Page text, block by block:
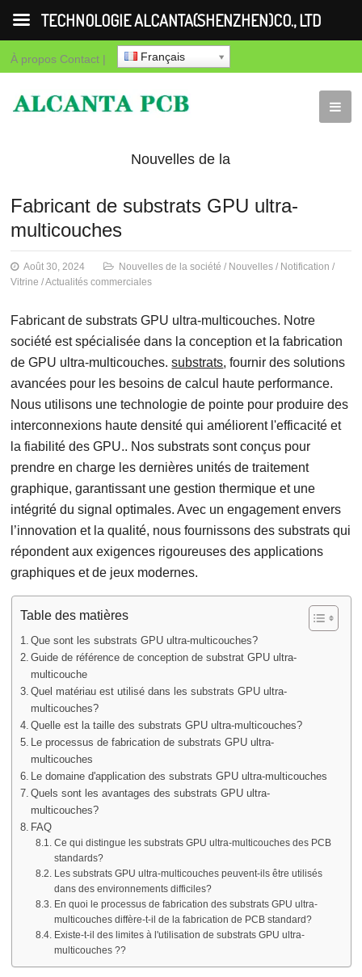
À propos Contact | Français
Nouvelles de la
société Nouvelles Notification
Fabricant de substrats GPU ultra-
multicouches
Août 30, 2024 Nouvelles de la société / Nouvelles / Notification /
Vitrine /Actualités commerciales
Fabricant de substrats GPU ultra-multicouches. Notre
société est spécialisée dans la conception et la fabrication
de GPU ultra-multicouches.substrats, fournir des solutions
avancées pour les besoins de calcul haute performance.
Nous utilisons une technologie de pointe pour produire des
interconnexions haute densité qui améliorent l'efficacité et
la fiabilité des GPU.. Nos substrats sont conçus pour
prendre en charge les dernières unités de traitement
graphique, garantissant une gestion thermique et une
intégrité du signal optimales. Avec un engagement envers
l’innovation et la qualité, nous fournissons des substrats qui
répondent aux exigences rigoureuses des applications
graphiques et de jeux modernes.
Table des matières
Que sont les substrats GPU ultra-multicouches?
Guide de référence de conception de substrat GPU ultra-
multicouche
Quel matériau est utilisé dans les substrats GPU ultra-
multicouches?
Quelle est la taille des substrats GPU ultra-multicouches?
Le processus de fabrication de substrats GPU ultra-
multicouches
Le domaine d'application des substrats GPU ultra-multicouches
Quels sont les avantages des substrats GPU ultra-
multicouches?
FAQ
Ce qui distingue les substrats GPU ultra-multicouches des PCB
standards?
Les substrats GPU ultra-multicouches peuvent-ils être utilisés
dans des environnements difficiles?
En quoi le processus de fabrication des substrats GPU ultra-
multicouches diffère-t-il de la fabrication de PCB standard?
Existe-t-il des limites à l'utilisation de substrats GPU ultra-
multicouches ??
TECHNOLOGIE ALCANTA(SHENZHEN)CO., LTD